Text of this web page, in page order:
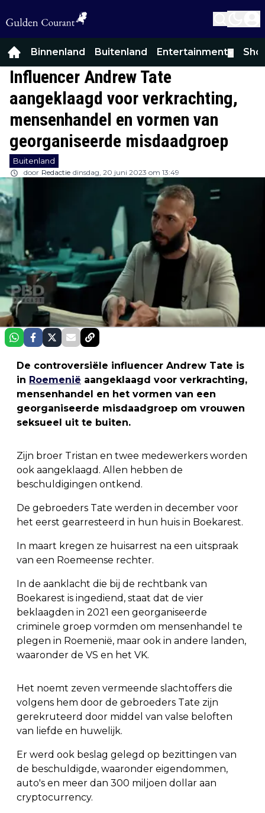
Binnenland Buitenland Entertainment
Influencer Andrew Tate
aangeklaagd voor verkrachting,
mensenhandel en vormen van
georganiseerde misdaadgroep
Buitenland
door Redactie dinsdag, 20 juni 2023 om 13:49
De controversiële influencer Andrew Tate is
in Roemenië aangeklaagd voor verkrachting,
mensenhandel en het vormen van een
georganiseerde misdaadgroep om vrouwen
seksueel uit te buiten.
Zijn broer Tristan en twee medewerkers worden
ook aangeklaagd. Allen hebben de
beschuldigingen ontkend.
De gebroeders Tate werden in december voor
het eerst gearresteerd in hun huis in Boekarest.
In maart kregen ze huisarrest na een uitspraak
van een Roemeense rechter.
In de aanklacht die bij de rechtbank van
Boekarest is ingediend, staat dat de vier
beklaagden in 2021 een georganiseerde
criminele groep vormden om mensenhandel te
plegen in Roemenië, maar ook in andere landen,
waaronder de VS en het VK.
Het noemt zeven vermeende slachtoffers die
volgens hem door de gebroeders Tate zijn
gerekruteerd door middel van valse beloften
van liefde en huwelijk.
Er werd ook beslag gelegd op bezittingen van
de beschuldigde, waaronder eigendommen,
auto's en meer dan 300 miljoen dollar aan
cryptocurrency.